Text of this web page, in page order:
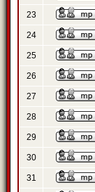
23
24
25
26
27
28
29
30
31